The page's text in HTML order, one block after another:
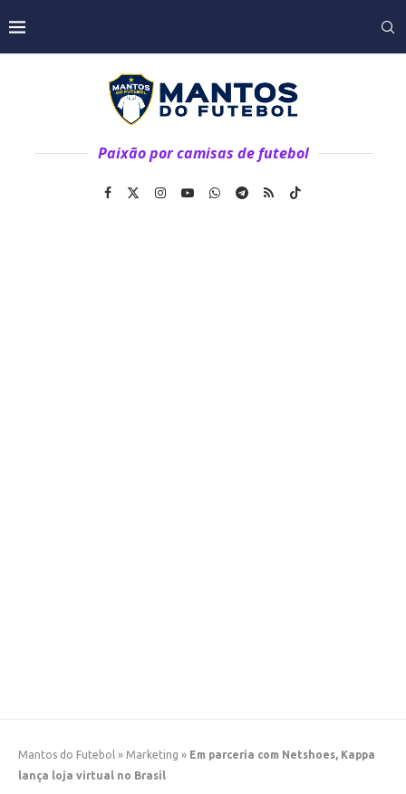
Paixão por camisas de futebol
Mantos do Futebol » Marketing » Em parceria com Netshoes, Kappa
lança loja virtual no Brasil